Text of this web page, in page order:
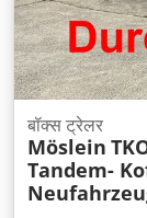
बॉक्स ट्रेलर
Möslein
Tandem-